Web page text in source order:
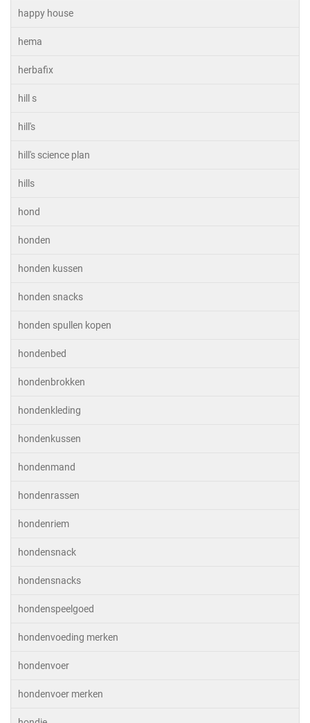
happy house
hema
herbafix
hill s
hill's
hill's science plan
hills
hond
honden
honden kussen
honden snacks
honden spullen kopen
hondenbed
hondenbrokken
hondenkleding
hondenkussen
hondenmand
hondenrassen
hondenriem
hondensnack
hondensnacks
hondenspeelgoed
hondenvoeding merken
hondenvoer
hondenvoer merken